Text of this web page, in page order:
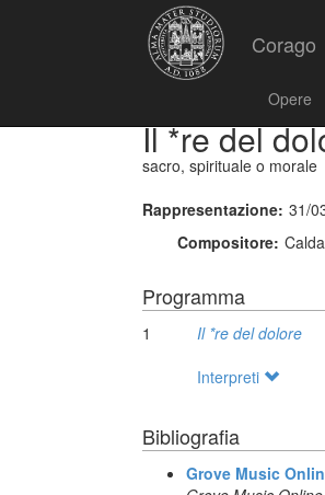
Corago
Opere
Il *re del
sacro, spirituale o morale
Rappresentazione: 31/
Compositore:
Programma
1
Il *re del dolore
Interpreti
Bibliografia
Grove Music